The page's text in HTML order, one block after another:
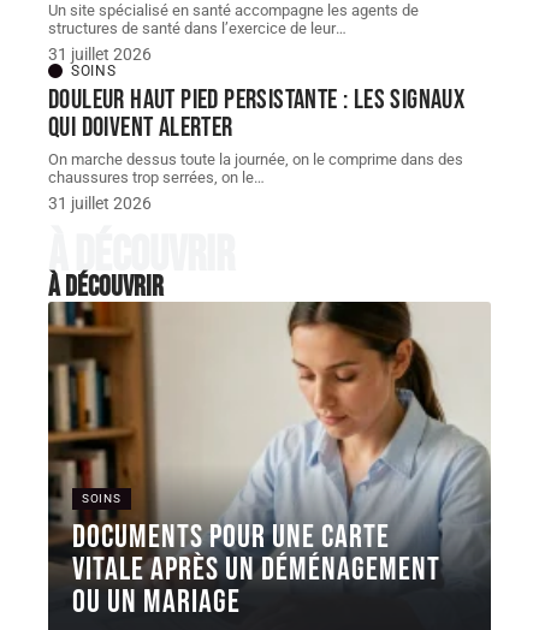
Un site spécialisé en santé accompagne les agents de
structures de santé dans l’exercice de leur…
31 juillet 2026
SOINS
Douleur haut pied persistante : les signaux
qui doivent alerter
On marche dessus toute la journée, on le comprime dans des
chaussures trop serrées, on le…
31 juillet 2026
À découvrir
À découvrir
SOINS
Documents pour une carte
Vitale après un déménagement
ou un mariage